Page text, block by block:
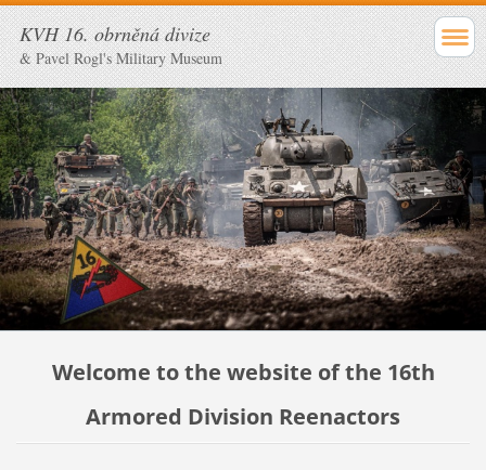
KVH 16. obrněná divize
& Pavel Rogl's Military Museum
Welcome to the website of the 16th
Armored Division Reenactors